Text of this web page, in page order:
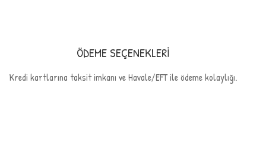
ÖDEME SEÇENEKLERİ
Kredi kartlarına taksit imkanı ve Havale/EFT ile ödeme kolaylığı.